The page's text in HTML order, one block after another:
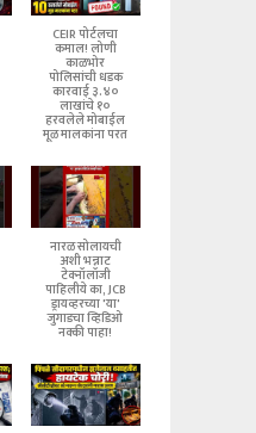
CEIR पोर्टलचा
कमाल! लोणी
काळभोर
पोलिसांची धडक
कारवाई ३.४०
लाखांचे १०
हरवलेले मोबाईल
मूळ मालकांना परत
नारळ सोलायची
अशी भन्नाट
टेक्नॉलॉजी
पाहिलीये का, JCB
ड्रायव्हरच्या 'या'
जुगाडचा व्हिडिओ
नक्की पाहा!